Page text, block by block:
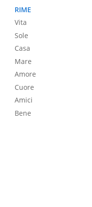
RIME
Vita
Sole
Casa
Mare
Amore
Cuore
Amici
Bene